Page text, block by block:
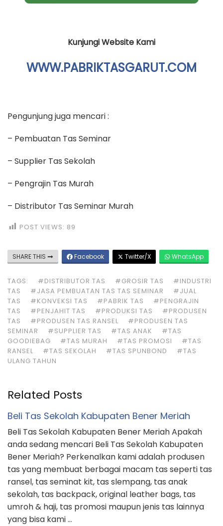
Kunjungi Website Kami
WWW.PABRIKTASGARUT.COM
Pengunjung juga mencari :
– Pembuatan Tas Seminar
– Supplier Tas Sekolah
– Pengrajin Tas Murah
– Distributor Tas Seminar Murah
POST VIEWS: 89
SHARE THIS Facebook Twitter/X WhatsApp
TAGS: #DISTRIBUTOR TAS #GROSIR TAS
#INDUSTRI
TAS
#JASA PEMBUATAN TAS TAS SEMINAR
#JUAL
TAS
#KONVEKSI TAS #PABRIK TAS
#PENGRAJIN
TAS
#PENJAHIT TAS #PRODUKSI TAS
#PRODUSEN
TAS
#PRODUSEN TAS RANSEL
#PRODUSEN TAS
SEMINAR
#SUPPLIER TAS #TAS ANAK
#TAS
GOODIEBAG
#TAS MURAH #TAS PROMOSI
#TAS
RANSEL
#TAS SEKOLAH #TAS SPUNBOND
#TAS
ULANG TAHUN
Related Posts
Beli Tas Sekolah Kabupaten Bener Meriah
Beli Tas Sekolah Kabupaten Bener Meriah Apakah
anda sedang mencari Beli Tas Sekolah Kabupaten
Bener Meriah? Perkenalkan kami adalah produsen
tas yang membuat berbagai macam tas seperti tas
ransel, tas seminat kit, tas slempang, tas anak
sekolah, tas backpack, original leather bags, tas
umroh & haji, tas promosi maupun jenis tas lainnya
yang bisa kami …